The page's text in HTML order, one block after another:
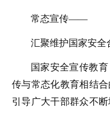
常态宣传——
汇聚维护国家安全
国家安全宣传教
传与常态化教育相结
引导广大干部群众不